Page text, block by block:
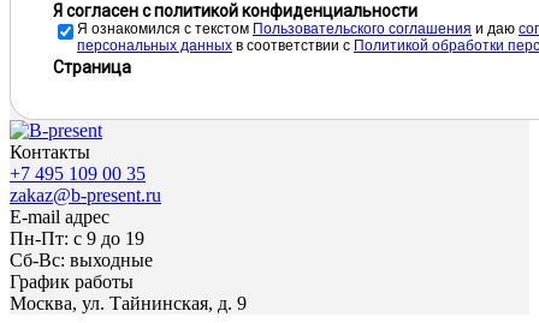
Я согласен с политикой конфиденциальности
Я ознакомился с текстом Пользовательского соглашения и даю
персональных данных в соответствии с Политикой обработки
Страница
Контакты
+7 495 109 00 35
zakaz@b-present.ru
E-mail адрес
Пн-Пт: с 9 до 19
Сб-Вс: выходные
График работы
Москва, ул. Тайнинская, д. 9